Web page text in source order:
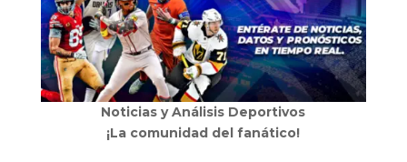
Noticias y Análisis Deportivos
¡La comunidad del fanático!